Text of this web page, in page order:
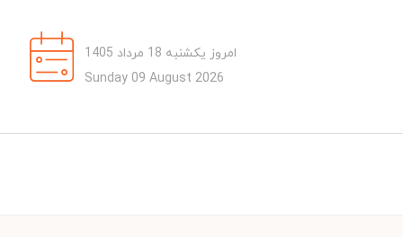
امروز یکشنبه 18 مرداد 1405
Sunday 09 August 2026